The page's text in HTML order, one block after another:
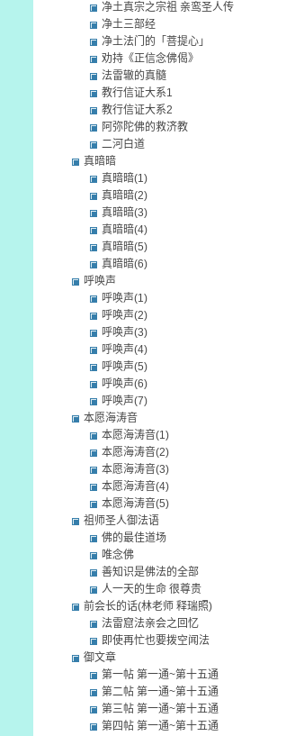
净土真宗之宗祖 亲鸾圣人传
净土三部经
净土法门的「菩提心」
劝持《正信念佛偈》
法雷辙的真髓
教行信证大系1
教行信证大系2
阿弥陀佛的救济教
二河白道
真暗暗
真暗暗(1)
真暗暗(2)
真暗暗(3)
真暗暗(4)
真暗暗(5)
真暗暗(6)
呼唤声
呼唤声(1)
呼唤声(2)
呼唤声(3)
呼唤声(4)
呼唤声(5)
呼唤声(6)
呼唤声(7)
本愿海涛音
本愿海涛音(1)
本愿海涛音(2)
本愿海涛音(3)
本愿海涛音(4)
本愿海涛音(5)
祖师圣人御法语
佛的最佳道场
唯念佛
善知识是佛法的全部
人一天的生命 很尊贵
前会长的话(林老师 释瑞照)
法雷窟法亲会之回忆
即使再忙也要拨空闻法
御文章
第一帖 第一通~第十五通
第二帖 第一通~第十五通
第三帖 第一通~第十五通
第四帖 第一通~第十五通